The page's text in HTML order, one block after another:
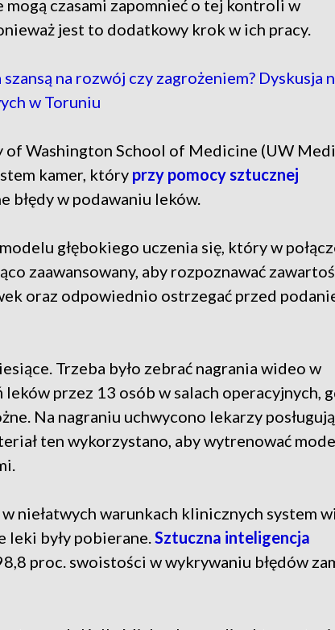
czasami zapomnieć o tej kontroli w
jest to dodatkowy krok w ich pracy.
na rozwój czy zagrożeniem? Dyskusja
w Toruniu
of Washington School of Medicine (UW
kamer, który przy pomocy sztucznej
błędy w podawaniu leków.
głębokiego uczenia się, który w
zaawansowany, aby rozpoznawać
oraz odpowiednio ostrzegać przed
Trzeba było zebrać nagrania wideo w
przez 13 osób w salach operacyjnych,
Na nagraniu uchwycono lekarzy
ten wykorzystano, aby wytrenować
niełatwych warunkach klinicznych system
leki były pobierane.Sztuczna inteligencja
proc. swoistości w wykrywaniu błędów